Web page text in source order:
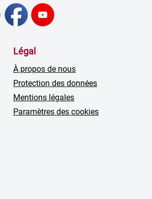
Légal
À propos de nous
Protection des données
Mentions légales
Paramètres des cookies